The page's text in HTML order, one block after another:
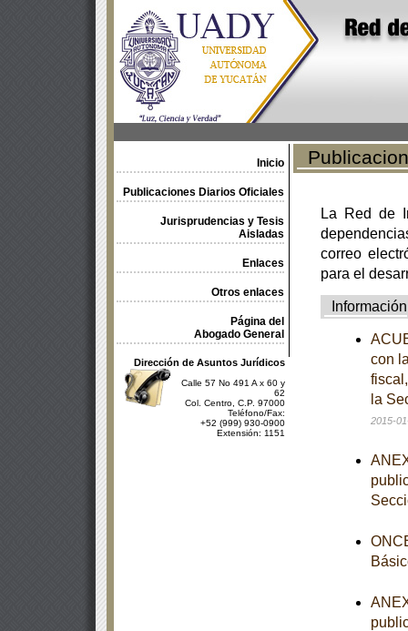
Inicio
Publicaciones Diarios Oficiales
Jurisprudencias y Tesis
Aisladas
Enlaces
Otros enlaces
Página del
Abogado General
Dirección de Asuntos Jurídicos
Calle 57 No 491 A x 60 y
62
Col. Centro, C.P. 97000
Teléfono/Fax:
+52 (999) 930-0900
Extensión: 1151
La Red de
correo
para el
Información
con
la
2015-